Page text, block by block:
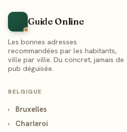
Guide Online
Les bonnes adresses
recommandées par les habitants,
ville par ville. Du concret, jamais de
pub déguisée.
BELGIQUE
›
Bruxelles
›
Charleroi